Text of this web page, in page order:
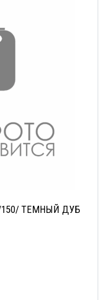
/150/ ТЕМНЫЙ ДУБ